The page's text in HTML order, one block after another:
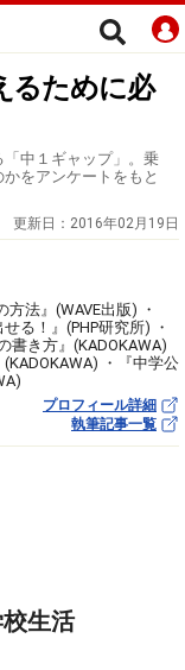
るために必
中１ギャップ」。乗
をアンケートをもと
更新日： 2016年02月19日
法』(WAVE出版) ・
る！』(PHP研究所) ・
書き方』(KADOKAWA)
・『中学公
プロフィール詳細
執筆記事一覧
生活